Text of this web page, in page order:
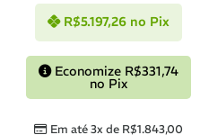
Em até 3x de R$1.843,00
R$5.197,26 no Pix
Economize R$331,74
no Pix